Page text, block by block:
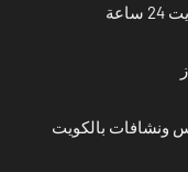
ونشافات بالكويت